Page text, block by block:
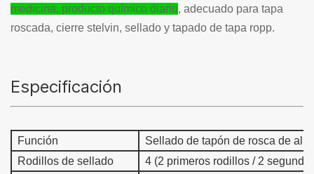
medicina, producto químico diario, adecuado para tapa
roscada, cierre stelvin, sellado y tapado de tapa ropp.
Especificación
Función
Sellado de tapón de rosca de
Rodillos de sellado
4 (2 primeros rodillos / 2